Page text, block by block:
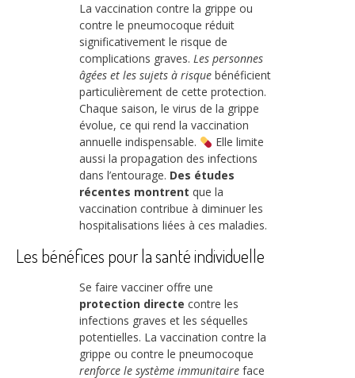
La vaccination contre la grippe ou
contre le pneumocoque réduit
significativement le risque de
complications graves. Les personnes
âgées et les sujets à risque bénéficient
particulièrement de cette protection.
Chaque saison, le virus de la grippe
évolue, ce qui rend la vaccination
annuelle indispensable.
Elle limite
aussi la propagation des infections
dans l’entourage. Des études
récentes montrent que la
vaccination contribue à diminuer les
hospitalisations liées à ces maladies.
Les bénéfices pour la santé individuelle
Se faire vacciner offre une
protection directe contre les
infections graves et les séquelles
potentielles. La vaccination contre la
grippe ou contre le pneumocoque
renforce le système immunitaire face